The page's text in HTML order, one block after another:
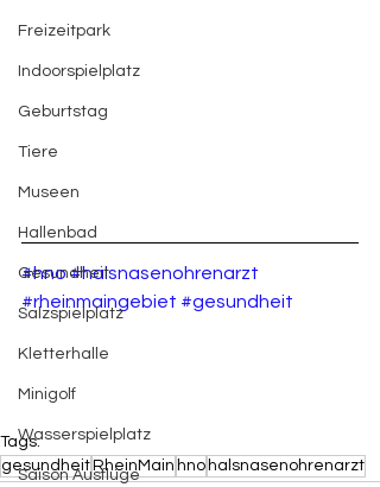
Freizeitpark
Indoorspielplatz
Geburtstag
Tiere
Museen
Hallenbad
Gesundheit
Salzspielplatz
Kletterhalle
Minigolf
Wasserspielplatz
Saison Ausflüge
#hno#halsnasenohrenarzt
#rheinmaingebiet #gesundheit
Tags:
gesundheitRheinMain hno halsnasenohrenarzt